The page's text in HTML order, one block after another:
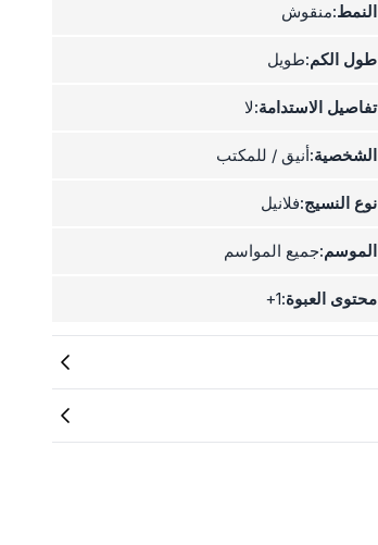
النمط:منقوش
طول الكم:طويل
تفاصيل الاستدامة:لا
الشخصية:أنيق / للمكتب
نوع النسيج:فلانيل
الموسم:جميع المواسم
محتوى العبوة:1+